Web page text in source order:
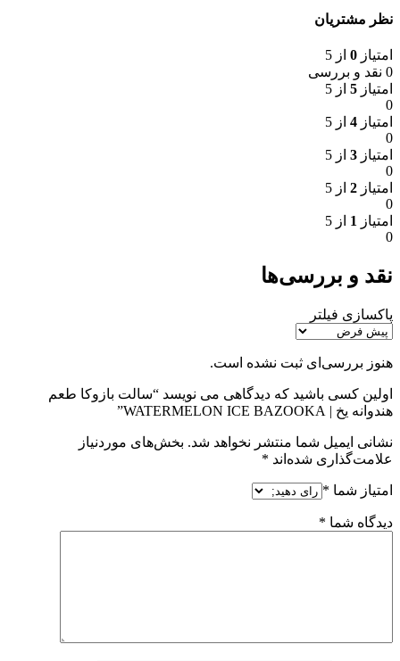
نظر مشتریان
امتیاز 0 از 5
0 نقد و بررسی
امتیاز 5 از 5
0
امتیاز 4 از 5
0
امتیاز 3 از 5
0
امتیاز 2 از 5
0
امتیاز 1 از 5
0
نقد و بررسی‌ها
پاکسازی فیلتر
هنوز بررسی‌ای ثبت نشده است.
اولین کسی باشید که دیدگاهی می نویسد “سالت بازوکا طعم
هندوانه یخ | WATERMELON ICE BAZOOKA”
نشانی ایمیل شما منتشر نخواهد شد. بخش‌های موردنیاز
علامت‌گذاری شده‌اند *
امتیاز شما *
دیدگاه شما *